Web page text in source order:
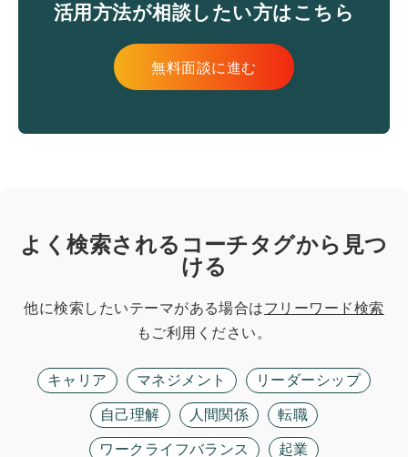
活用方法が相談したい方はこちら
無料面談に進む
よく検索されるコーチタグから見つ
ける
他に検索したいテーマがある場合はフリーワード検索
もご利用ください。
キャリア マネジメント リーダーシップ
自己理解 人間関係 転職
ワークライフバランス 起業